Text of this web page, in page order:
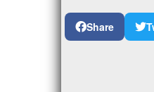
Share